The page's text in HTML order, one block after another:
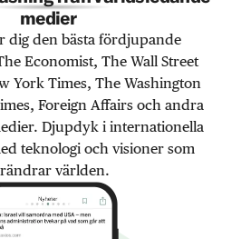
medier
dig den bästa fördjupande
Economist, The Wall Street
York Times, The Washington
Foreign Affairs och andra
Djupdyk i internationella
teknologi och visioner som
världen.